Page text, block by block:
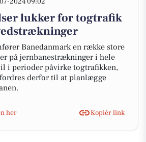
lukker for togtrafik
Banedanmark en række store
på jernbanestrækninger i hele
i perioder påvirke togtrafikken,
derfor til at planlægge
her Kopiér link